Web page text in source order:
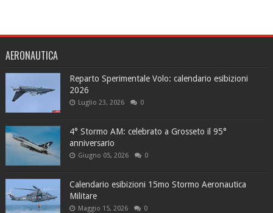
AERONAUTICA
Reparto Sperimentale Volo: calendario esibizioni
2026
Luglio 23, 2026 0
4° Stormo AM: celebrato a Grosseto il 95°
anniversario
Giugno 05, 2026 0
Calendario esibizioni 15mo Stormo Aeronautica
Militare
Maggio 15, 2026 0